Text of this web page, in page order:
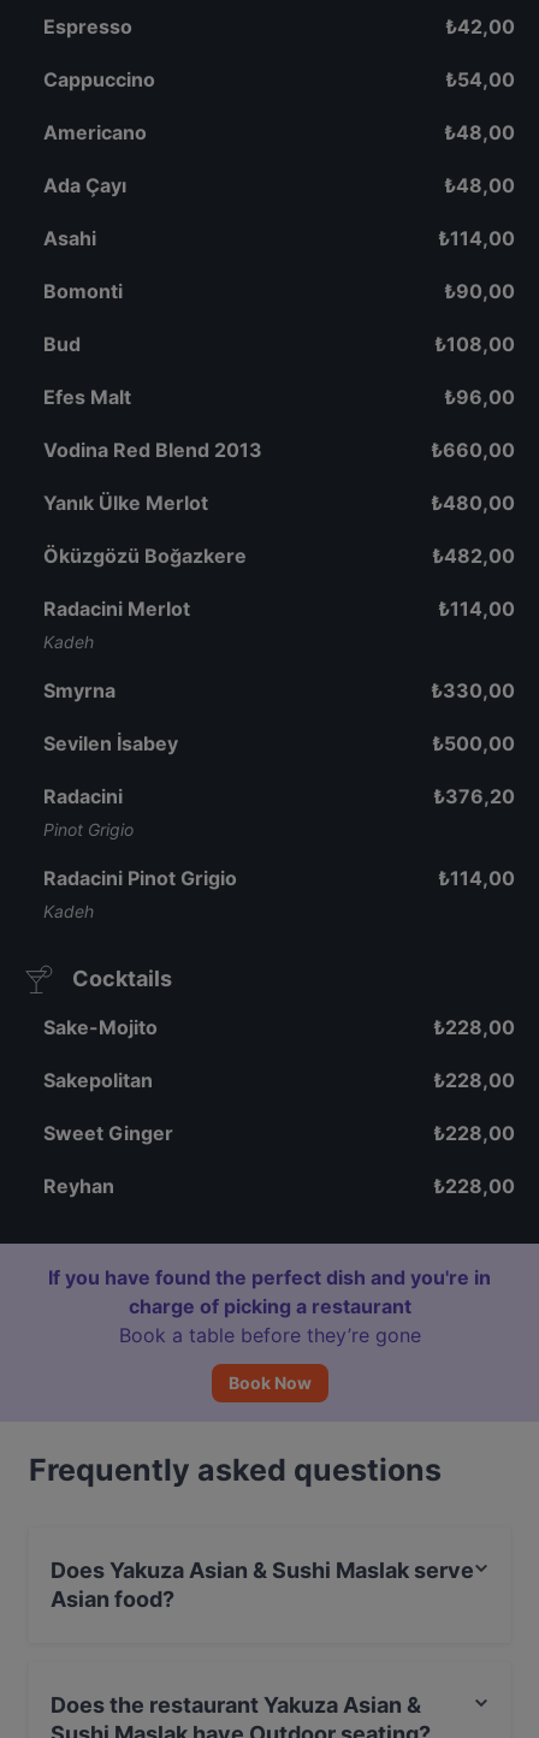
Espresso ₺42,00
Cappuccino ₺54,00
Americano ₺48,00
Ada Çayı ₺48,00
Asahi ₺114,00
Bomonti ₺90,00
Bud ₺108,00
Efes Malt ₺96,00
Vodina Red Blend 2013 ₺660,00
Yanık Ülke Merlot ₺480,00
Öküzgözü Boğazkere ₺482,00
Radacini Merlot
Kadeh
₺114,00
Smyrna ₺330,00
Sevilen İsabey ₺500,00
Radacini
Pinot Grigio
₺376,20
Radacini Pinot Grigio
Kadeh
₺114,00
Cocktails
Sake-Mojito ₺228,00
Sakepolitan ₺228,00
Sweet Ginger ₺228,00
Reyhan ₺228,00
If you have found the perfect dish and you're in
charge of picking a restaurant
Book a table before they’re gone
Book Now
Frequently asked questions
Does Yakuza Asian & Sushi Maslak serve
Asian food?
Does the restaurant Yakuza Asian &